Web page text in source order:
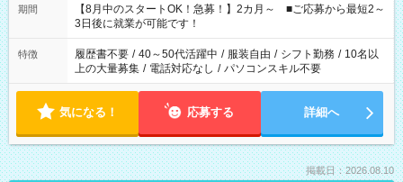
「できれば残業はしたくない」 など、ご希望を教えてください
ね。 ※Wワーク希望の方へ 今ご覧のお仕事で希望する勤務時間
と、もう1つのお仕事の勤務時間。 合計で週40時間を超える場
合は応募できません。
期間
【8月中のスタートOK！急募！】2カ月～ ■ご応募から最短2～
3日後に就業が可能です！
特徴 履歴書不要 / 40～50代活躍中 / 服装自由 / シフト勤務 / 10名以
上の大量募集 / 電話対応なし / パソコンスキル不要
気になる！ 応募する 詳細へ
掲載日：2026.08.10